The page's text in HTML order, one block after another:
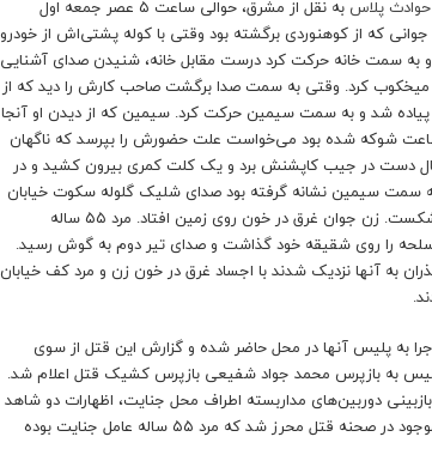
حوادث پلاس
به نقل از مشرق، حوالی ساعت ۵ عصر جمعه اول
که از کوهنوردی برگشته بود وقتی با کوله پشتی‌اش از خودرو
به سمت خانه حرکت کرد درست مقابل خانه، شنیدن صدای آشنایی
میخکوب کرد. وقتی به سمت صدا برگشت صاحب کارش را دید که از
شد و به سمت سیمین حرکت کرد. سیمین که از دیدن او آنجا
شوکه شده بود می‌خواست علت حضورش را بپرسد که ناگهان
دست در جیب کاپشنش برد و یک کلت کمری بیرون کشید و در
سمت سیمین نشانه گرفته بود صدای شلیک گلوله سکوت خیابان
را در هم شکست. زن جوان غرق در خون روی زمین افتاد. مرد ۵۵ ساله
اسلحه را روی شقیقه خود گذاشت و صدای تیر دوم به گوش رسید.
به آنها نزدیک شدند با اجساد غرق در خون زن و مرد کف خیابان
به پلیس آنها در محل حاضر شده و گزارش این قتل از سوی
به بازپرس محمد جواد شفیعی بازپرس کشیک قتل اعلام شد.
بازبینی دوربین‌های مداربسته اطراف محل جنایت، اظهارات دو شاهد
و مدارک موجود در صحنه قتل محرز شد که مرد ۵۵ ساله عامل جنایت بوده